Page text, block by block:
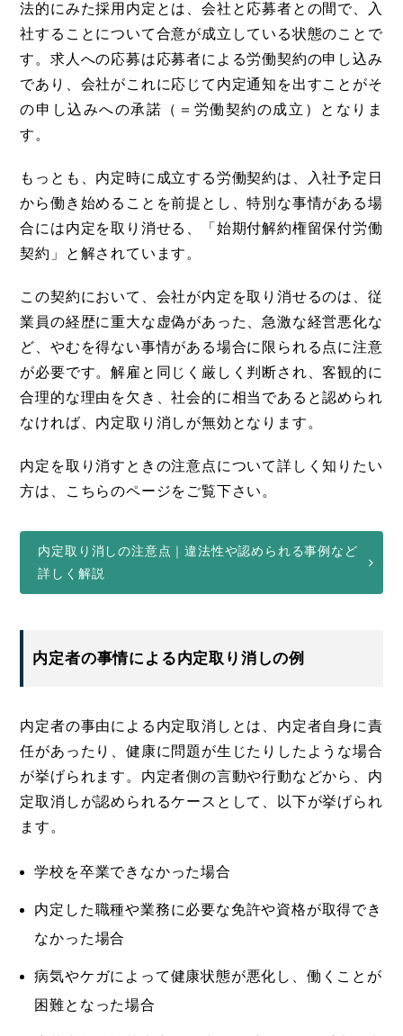
法的にみた採用内定とは、会社と応募者との間で、入
社することについて合意が成立している状態のことで
す。求人への応募は応募者による労働契約の申し込み
であり、会社がこれに応じて内定通知を出すことがそ
の申し込みへの承諾（＝労働契約の成立）となりま
す。
もっとも、内定時に成立する労働契約は、入社予定日
から働き始めることを前提とし、特別な事情がある場
合には内定を取り消せる、「始期付解約権留保付労働
契約」と解されています。
この契約において、会社が内定を取り消せるのは、従
業員の経歴に重大な虚偽があった、急激な経営悪化な
ど、やむを得ない事情がある場合に限られる点に注意
が必要です。解雇と同じく厳しく判断され、客観的に
合理的な理由を欠き、社会的に相当であると認められ
なければ、内定取り消しが無効となります。
内定を取り消すときの注意点について詳しく知りたい
方は、こちらのページをご覧下さい。
内定取り消しの注意点｜違法性や認められる事例など
詳しく解説
内定者の事情による内定取り消しの例
内定者の事由による内定取消しとは、内定者自身に責
任があったり、健康に問題が生じたりしたような場合
が挙げられます。内定者側の言動や行動などから、内
定取消しが認められるケースとして、以下が挙げられ
ます。
学校を卒業できなかった場合
内定した職種や業務に必要な免許や資格が取得でき
なかった場合
病気やケガによって健康状態が悪化し、働くことが
困難となった場合